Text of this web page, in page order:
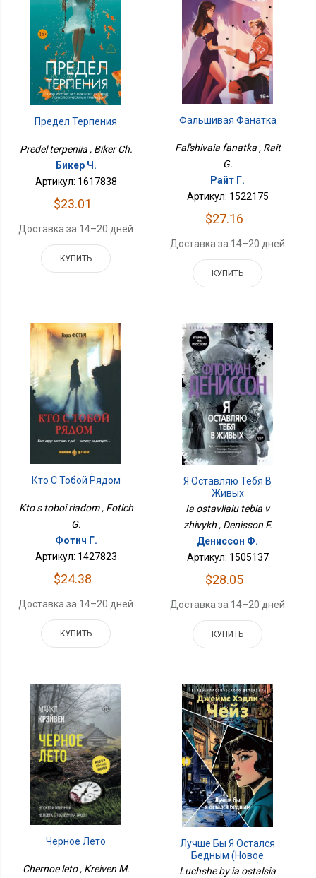
Предел Терпения
Predel terpeniia , Biker Ch.
Бикер Ч.
Артикул: 1617838
$23.01
Доставка за 14–20 дней
КУПИТЬ
Фальшивая Фанатка
Fal'shivaia fanatka , Rait
G.
Райт Г.
Артикул: 1522175
$27.16
Доставка за 14–20 дней
КУПИТЬ
Кто С Тобой Рядом
Kto s toboi riadom , Fotich
G.
Фотич Г.
Артикул: 1427823
$24.38
Доставка за 14–20 дней
КУПИТЬ
Я Оставляю Тебя В
Живых
Ia ostavliaiu tebia v
zhivykh , Denisson F.
Дениссон Ф.
Артикул: 1505137
$28.05
Доставка за 14–20 дней
КУПИТЬ
Черное Лето
Chernoe leto , Kreiven M.
Лучше Бы Я Остался
Бедным (новое
Оформление)
Luchshe by ia ostalsia